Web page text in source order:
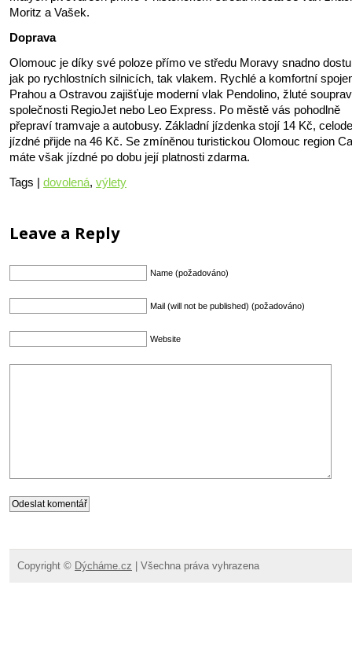
Moritz a Vašek.
Doprava
Olomouc je díky své poloze přímo ve středu Moravy snadno
jak po rychlostních silnicích, tak vlakem. Rychlé a komfortní
Prahou a Ostravou zajišťuje moderní vlak Pendolino, žluté
společnosti RegioJet nebo Leo Express. Po městě vás pohodlně
přepraví tramvaje a autobusy. Základní jízdenka stojí 14 Kč,
jízdné přijde na 46 Kč. Se zmíněnou turistickou Olomouc region
máte však jízdné po dobu její platnosti zdarma.
Tags | dovolená, výlety
Leave a Reply
Name (požadováno)
Mail (will not be published) (požadováno)
Website
Copyright © Dýcháme.cz | Všechna práva vyhrazena